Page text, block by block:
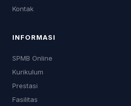
Kontak
INFORMASI
SPMB Online
Kurikulum
Prestasi
Fasilitas